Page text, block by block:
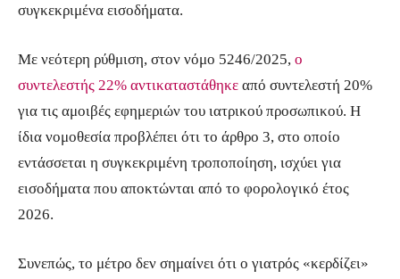
συγκεκριμένα εισοδήματα.
Με νεότερη ρύθμιση, στον νόμο 5246/2025, ο
συντελεστής 22% αντικαταστάθηκε από συντελεστή 20%
για τις αμοιβές εφημεριών του ιατρικού προσωπικού. Η
ίδια νομοθεσία προβλέπει ότι το άρθρο 3, στο οποίο
εντάσσεται η συγκεκριμένη τροποποίηση, ισχύει για
εισοδήματα που αποκτώνται από το φορολογικό έτος
2026.
Συνεπώς, το μέτρο δεν σημαίνει ότι ο γιατρός «κερδίζει»